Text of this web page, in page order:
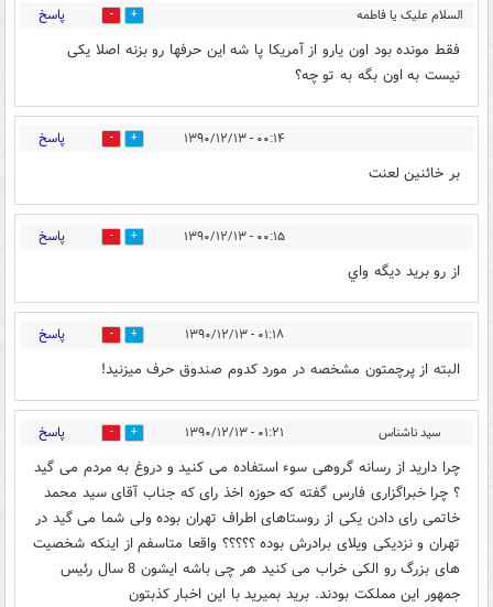
السلام علیک یا فاطمه
الزهرا
۲۳:۵۸ - ۱۳۹۰/۱۲/۱۲
0 پاسخ
فقط مونده بود اون یارو از آمریکا پا شه این حرفها رو بزنه اصلا یکی
نیست به اون بگه به تو چه؟
۰۰:۱۴ - ۱۳۹۰/۱۲/۱۳ 0 پاسخ
بر خائنين لعنت
۰۰:۱۵ - ۱۳۹۰/۱۲/۱۳ 0 پاسخ
از رو بريد ديگه واي
۰۱:۱۸ - ۱۳۹۰/۱۲/۱۳ 0 پاسخ
البته از پرچمتون مشخصه در مورد کدوم صندوق حرف میزنید!
سید ناشناس ۰۱:۲۱ - ۱۳۹۰/۱۲/۱۳ 0 پاسخ
چرا دارید از رسانه گروهی سوء استفاده می کنید و دروغ به مردم می گید
؟ چرا خبراگزاری فارس گفته که حوزه اخذ رای که جناب آقای سید محمد
خاتمی رای دادن یکی از روستاهای اطراف تهران بوده ولی شما می گید در
تهران و نزدیکی ویلای برادرش بوده ؟؟؟؟؟ واقعا متاسفم از اینکه شخصیت
های بزرگ رو الکی خراب می کنید هر چی باشه ایشون 8 سال رئیس
جمهور این مملکت بودند. برید بمیرید با این اخبار کذبتون